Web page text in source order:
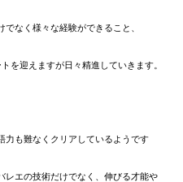
でなく様々な経験ができること、
を迎えますが日々精進していきます。
力も難なくクリアしているようです
レエの技術だけでなく、伸びる才能や